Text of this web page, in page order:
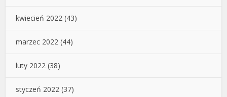
kwiecień 2022 (43)
marzec 2022 (44)
luty 2022 (38)
styczeń 2022 (37)